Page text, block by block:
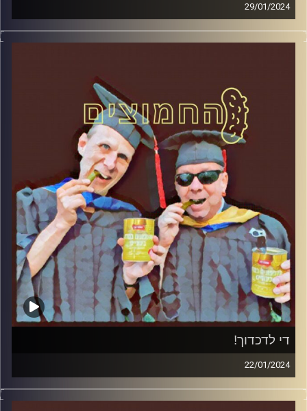
29/01/2024
המערכת הפוליטית על ספת הפסיכולוג, עם פרופסור בועז בן-
דוד ופרופסור גלעד הירשברגר.
די לדכדוך!
22/01/2024
המערכת הפוליטית על ספת הפסיכולוג, עם פרופסור בועז בן-
דוד ופרופסור גלעד הירשברגר.